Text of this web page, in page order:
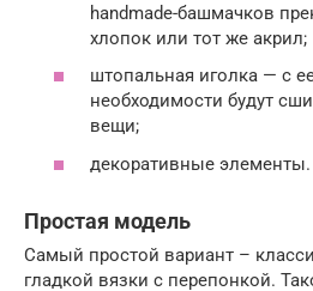
handmade-башмачков
хлопок или тот же акрил;
штопальная иголка — с
необходимости будут
вещи;
декоративные элементы.
Простая модель
Самый простой вариант –
гладкой вязки с перепонкой.